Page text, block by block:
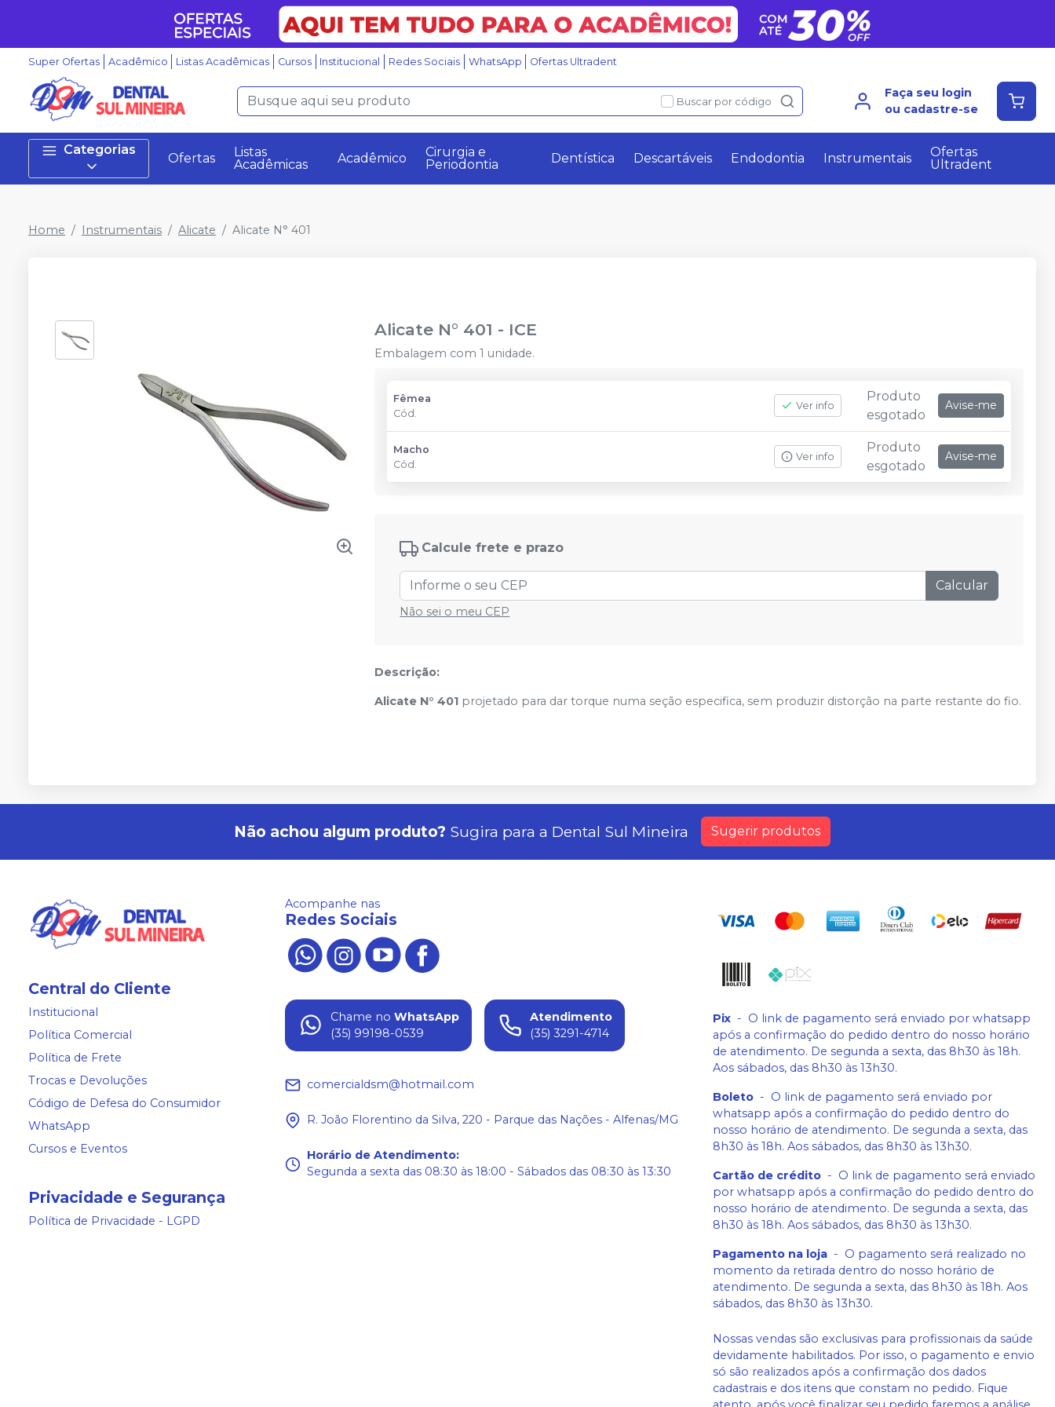
Super Ofertas Acadêmico Listas Acadêmicas Cursos Institucional Redes Sociais WhatsApp Ofertas Ultradent
Buscar por código
Faça seu login
ou cadastre-se
Categorias
Ofertas
Listas
Acadêmicas
Acadêmico
Cirurgia e
Periodontia
Dentística Descartáveis Endodontia Instrumentais
Ofertas
Ultradent
Home Instrumentais Alicate Alicate N° 401
Alicate N° 401 - ICE
Embalagem com 1 unidade.
Fêmea
Cód.
Ver info
Produto
esgotado
Avise-me
Macho
Cód.
Ver info
Produto
esgotado
Avise-me
Calcule frete e prazo
Calcular
Não sei o meu CEP
Descrição:
Alicate N° 401 projetado para dar torque numa seção especifica, sem produzir distorção na parte restante do fio.
Não achou algum produto? Sugira para a Dental Sul Mineira Sugerir produtos
Central do Cliente
Institucional
Política Comercial
Política de Frete
Trocas e Devoluções
Código de Defesa do Consumidor
WhatsApp
Cursos e Eventos
Privacidade e Segurança
Política de Privacidade - LGPD
Acompanhe nas
Redes Sociais
Chame no WhatsApp
(35) 99198-0539
Atendimento
(35) 3291-4714
comercialdsm@hotmail.com
R. João Florentino da Silva, 220 - Parque das Nações - Alfenas/MG
Horário de Atendimento:
Segunda a sexta das 08:30 às 18:00 - Sábados das 08:30 às 13:30
Pix - O link de pagamento será enviado por whatsapp
após a confirmação do pedido dentro do nosso horário
de atendimento. De segunda a sexta, das 8h30 às 18h.
Aos sábados, das 8h30 às 13h30.
Boleto - O link de pagamento será enviado por
whatsapp após a confirmação do pedido dentro do
nosso horário de atendimento. De segunda a sexta, das
8h30 às 18h. Aos sábados, das 8h30 às 13h30.
Cartão de crédito - O link de pagamento será enviado
por whatsapp após a confirmação do pedido dentro do
nosso horário de atendimento. De segunda a sexta, das
8h30 às 18h. Aos sábados, das 8h30 às 13h30.
Pagamento na loja - O pagamento será realizado no
momento da retirada dentro do nosso horário de
atendimento. De segunda a sexta, das 8h30 às 18h. Aos
sábados, das 8h30 às 13h30.
Nossas vendas são exclusivas para profissionais da saúde
devidamente habilitados. Por isso, o pagamento e envio
só são realizados após a confirmação dos dados
cadastrais e dos itens que constam no pedido. Fique